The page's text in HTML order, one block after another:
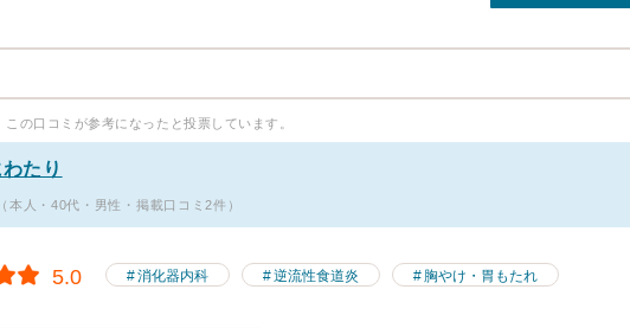
この口コミが参考になったと投票しています。
たり
本人・40代・男性・掲載口コミ2件）
5.0 消化器内科 逆流性食道炎 胸やけ・胃もたれ